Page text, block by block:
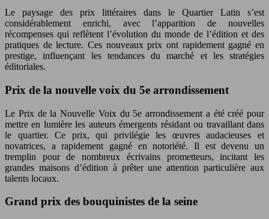
Le paysage des prix littéraires dans le Quartier Latin s’est
considérablement enrichi, avec l’apparition de nouvelles
récompenses qui reflètent l’évolution du monde de l’édition et des
pratiques de lecture. Ces nouveaux prix ont rapidement gagné en
prestige, influençant les tendances du marché et les stratégies
éditoriales.
Prix de la nouvelle voix du 5e arrondissement
Le Prix de la Nouvelle Voix du 5e arrondissement a été créé pour
mettre en lumière les auteurs émergents résidant ou travaillant dans
le quartier. Ce prix, qui privilégie les œuvres audacieuses et
novatrices, a rapidement gagné en notoriété. Il est devenu un
tremplin pour de nombreux écrivains prometteurs, incitant les
grandes maisons d’édition à prêter une attention particulière aux
talents locaux.
Grand prix des bouquinistes de la seine